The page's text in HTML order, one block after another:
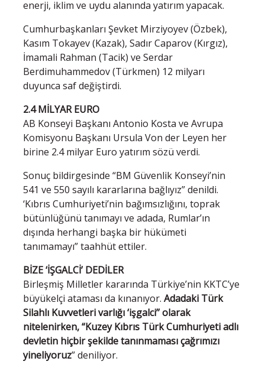
enerji, iklim ve uydu alanında yatırım yapacak.
Cumhurbaşkanları Şevket Mirziyoyev (Özbek),
Kasım Tokayev (Kazak), Sadır Caparov (Kırgız),
İmamali Rahman (Tacik) ve Serdar
Berdimuhammedov (Türkmen) 12 milyarı
duyunca saf değiştirdi.
2.4 MİLYAR EURO
AB Konseyi Başkanı Antonio Kosta ve Avrupa
Komisyonu Başkanı Ursula Von der Leyen her
birine 2.4 milyar Euro yatırım sözü verdi.
Sonuç bildirgesinde “BM Güvenlik Konseyi’nin
541 ve 550 sayılı kararlarına bağlıyız” denildi.
‘Kıbrıs Cumhuriyeti’nin bağımsızlığını, toprak
bütünlüğünü tanımayı ve adada, Rumlar’ın
dışında herhangi başka bir hükümeti
tanımamayı” taahhüt ettiler.
BİZE ‘İŞGALCİ’ DEDİLER
Birleşmiş Milletler kararında Türkiye’nin KKTC’ye
büyükelçi ataması da kınanıyor. Adadaki Türk
Silahlı Kuvvetleri varlığı ‘işgalci’’ olarak
nitelenirken, “Kuzey Kıbrıs Türk Cumhuriyeti adlı
devletin hiçbir şekilde tanınmaması çağrımızı
yineliyoruz” deniliyor.